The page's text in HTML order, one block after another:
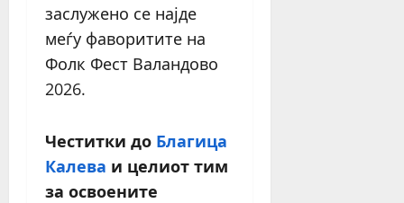
заслужено се најде
меѓу фаворитите на
Фолк Фест Валандово
2026.
Честитки до Благица
Калева и целиот тим
за освоените